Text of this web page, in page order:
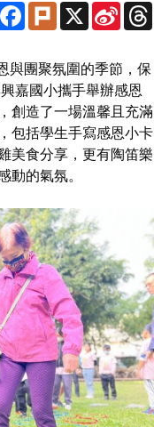
Facebook
Plurk X
Sina
與團聚氛圍的季節，保
嘉國小攜手舉辦感恩
創造了一場溫馨且充滿
包括學生手寫感恩小卡
美食分享，更有陶笛樂
動的氣氛。